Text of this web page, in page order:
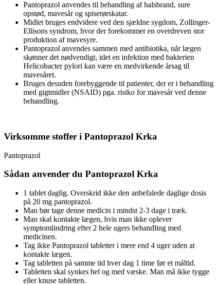
Pantoprazol anvendes til behandling af halsbrand, sure
opstød, mavesår og spiserørskatar.
Midlet bruges endvidere ved den sjældne sygdom, Zollinger-
Ellisons syndrom, hvor der forekommer en overdreven stor
produktion af mavesyre.
Pantoprazol anvendes sammen med antibiotika, når lægen
skønner det nødvendigt, idet en infektion med bakterien
Helicobacter pylori kan være en medvirkende årsag til
mavesåret.
Bruges desuden forebyggende til patienter, der er i behandling
med gigtmidler (NSAID) pga. risiko for mavesår ved denne
behandling.
Virksomme stoffer i Pantoprazol Krka
Pantoprazol
Sådan anvender du Pantoprazol Krka
1 tablet daglig. Overskrid ikke den anbefalede daglige dosis
på 20 mg pantoprazol.
Man bør tage denne medicin i mindst 2-3 dage i træk.
Man skal kontakte lægen, hvis man ikke oplever
symptomlindring efter 2 hele ugers behandling med
medicinen.
Tag ikke Pantoprazol tabletter i mere end 4 uger uden at
kontakte lægen.
Tag tabletten på samme tid hver dag 1 time før et måltid.
Tabletten skal synkes hel og med væske. Man må ikke tygge
eller knuse tabletten.